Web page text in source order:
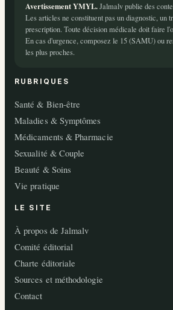
Avertissement YMYL.Jalmalv publie des
Les articles ne constituent pas un diagnostic, un
prescription. Toute décision médicale doit faire
En cas d'urgence, composez le 15 (SAMU) ou
les plus proches.
RUBRIQUES
Santé & Bien-être
Maladies & Symptômes
Médicaments & Pharmacie
Sexualité & Couple
Beauté & Soins
Vie pratique
LE SITE
À propos de Jalmalv
Comité éditorial
Charte éditoriale
Sources et méthodologie
Contact